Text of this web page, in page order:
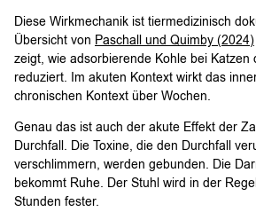
Diese Wirkmechanik ist tiermedizinisch
Übersicht von Paschall und Quimby (2024)
zeigt, wie adsorbierende Kohle bei Katzen
reduziert. Im akuten Kontext wirkt das
chronischen Kontext über Wochen.
Genau das ist auch der akute Effekt der
Durchfall. Die Toxine, die den Durchfall
verschlimmern, werden gebunden. Die
bekommt Ruhe. Der Stuhl wird in der
Stunden fester.